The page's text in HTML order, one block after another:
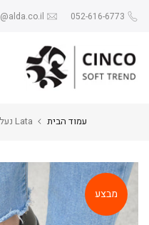
Skip
052-616-6773
עמוד הבית Lata נעל עור
מבצע